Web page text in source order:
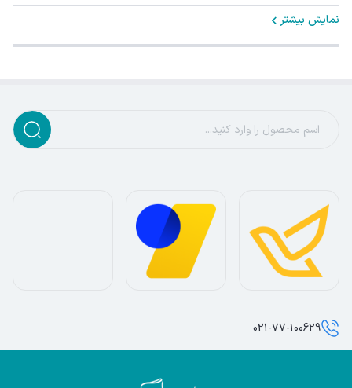
نمایش بیشتر
021-77-100629